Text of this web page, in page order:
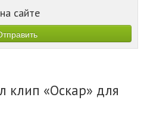
на сайте
клип «Оскар» для